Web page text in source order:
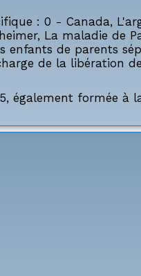
: 0 - Canada,
, La maladie de
enfants de parents
de la libération
également formée à